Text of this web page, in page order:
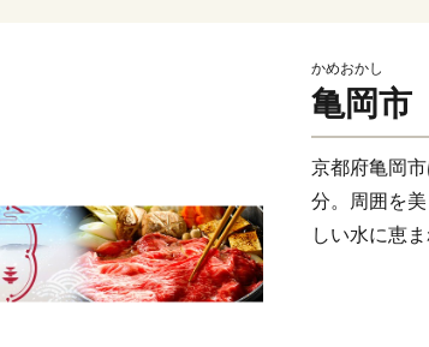
かめおかし
亀岡市
京都府亀岡
分。周囲を
しい水に恵
利尊氏や明
秋から春に